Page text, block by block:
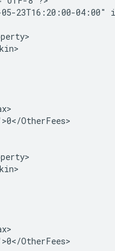
23T16:20:00-04:00"